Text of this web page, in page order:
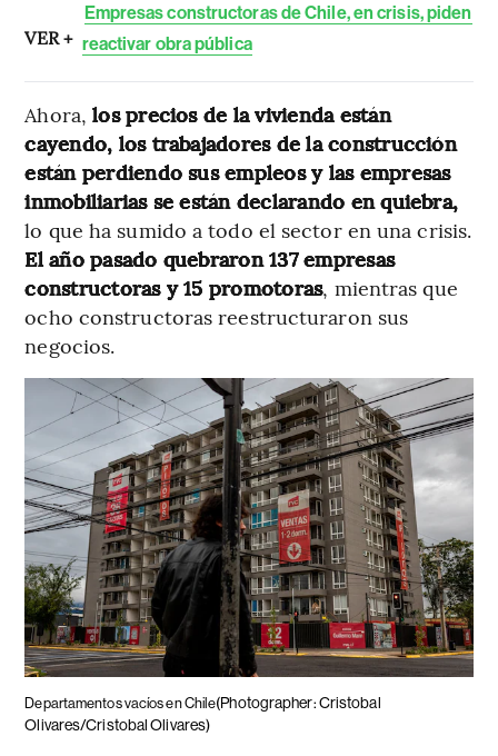
VER +
Empresas constructoras de Chile, en crisis, piden
reactivar obra pública
Ahora,los precios de la vivienda están
cayendo, los trabajadores de la construcción
están perdiendo sus empleos y las empresas
inmobiliarias se están declarando en quiebra,
lo que ha sumido a todo el sector en una crisis.
El año pasado quebraron 137 empresas
constructoras y 15 promotoras, mientras que
ocho constructoras reestructuraron sus
negocios.
Departamentos vacíos en Chile(Photographer: Cristobal
Olivares/Cristobal Olivares)